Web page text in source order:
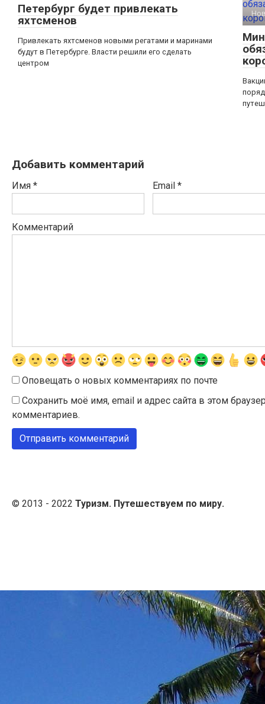
Петербург будет привлекать
яхтсменов
Привлекать яхтсменов новыми регатами и маринами
будут в Петербурге. Власти решили его сделать
центром
Добавить комментарий
Имя * Email *
Комментарий
Оповещать о новых комментариях по почте
Сохранить моё имя, email и адрес сайта в этом
комментариев.
© 2013 - 2022 Туризм. Путешествуем по миру.